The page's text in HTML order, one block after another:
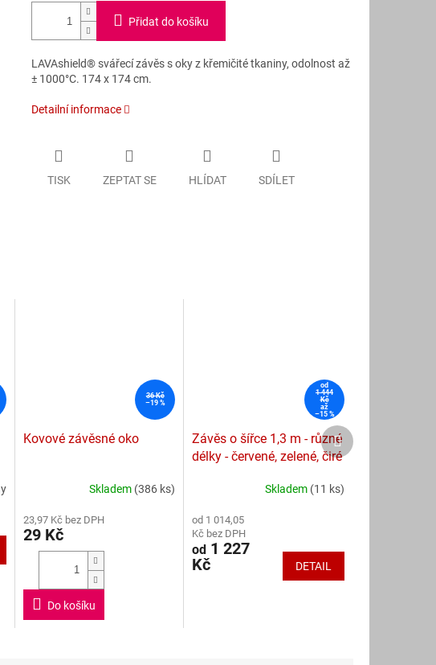
Přidat do košíku
LAVAshield® svářecí závěs s oky z křemičité tkaniny, odolnost až
± 1000°C. 174 x 174 cm.
Detailní informace
TISK ZEPTAT SE HLÍDAT SDÍLET
36 Kč
–19 %
Kovové závěsné oko
produktu
je
hvězdiček.
Skladem (386 ks)
23,97 Kč bez DPH
29 Kč
Do košíku
od
1 444
Kč
až
–15 %
Závěs o šířce 1,3 m - různé
délky - červené, zelené, čiré
produktu
je
5,0
z
Skladem (11 ks)
od 1 014,05
Kč bez DPH
od 1 227
Kč
DETAIL
Další
produkt